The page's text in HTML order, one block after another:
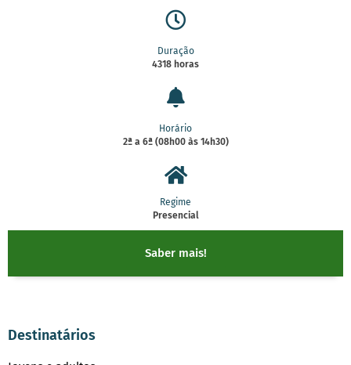
Duração
4318 horas
Horário
2ª a 6ª (08h00 às 14h30)
Regime
Presencial
Saber mais!
Destinatários